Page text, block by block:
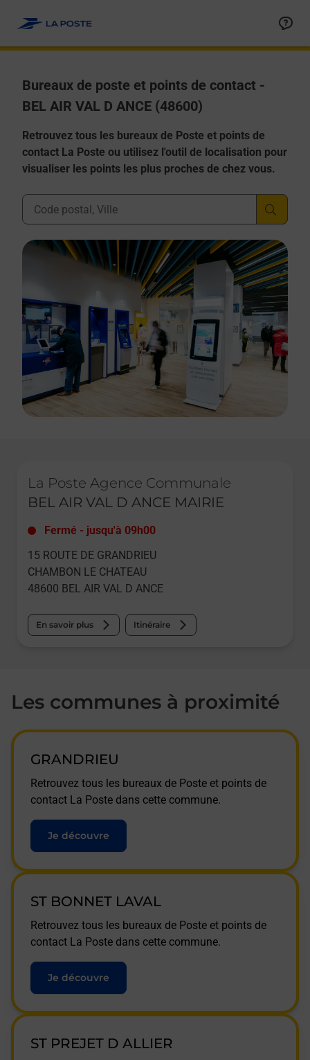
Bureaux de poste et points de contact -
BEL AIR VAL D ANCE (48600)
Retrouvez tous les bureaux de Poste et points de
contact La Poste ou utilisez l'outil de localisation pour
visualiser les points les plus proches de chez vous.
Ville, Département, Code Postal
La Poste Agence Communale
BEL AIR VAL D ANCE MAIRIE
Fermé - jusqu'à 09h00
15 ROUTE DE GRANDRIEU
CHAMBON LE CHATEAU
48600 BEL AIR VAL D ANCE
En savoir plus Itinéraire
Les communes à proximité
GRANDRIEU
Retrouvez tous les bureaux de Poste et points de
contact La Poste dans cette commune.
Je découvre
ST BONNET LAVAL
Retrouvez tous les bureaux de Poste et points de
contact La Poste dans cette commune.
Je découvre
ST PREJET D ALLIER